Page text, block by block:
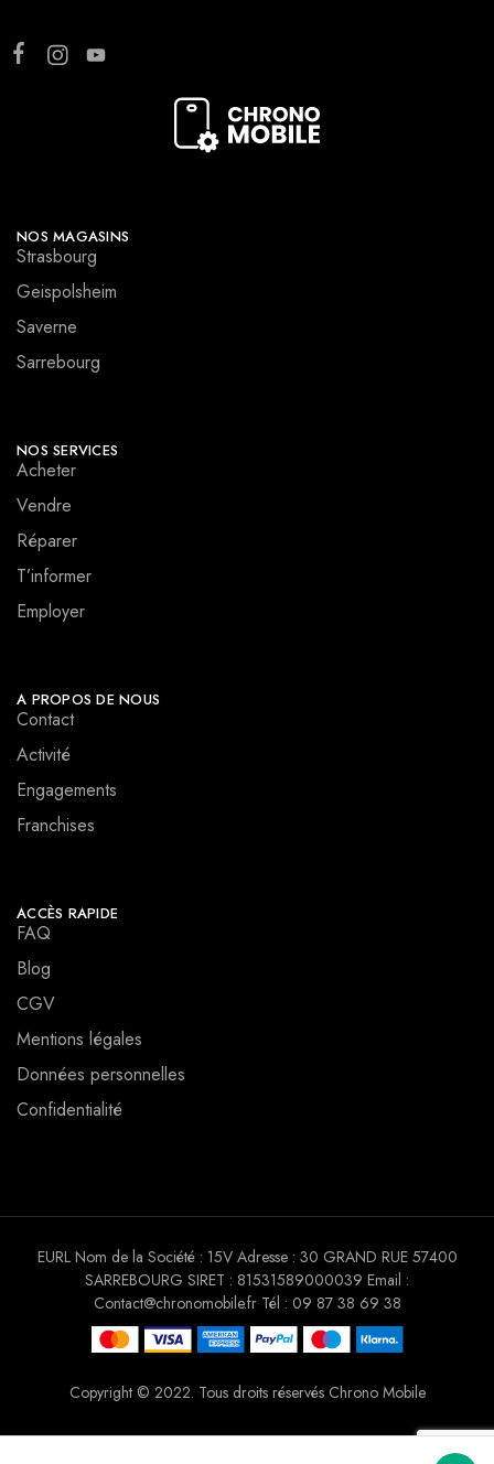
NOS MAGASINS
Strasbourg
Geispolsheim
Saverne
Sarrebourg
NOS SERVICES
Acheter
Vendre
Réparer
T’informer
Employer
A PROPOS DE NOUS
Contact
Activité
Engagements
Franchises
ACCÈS RAPIDE
FAQ
Blog
CGV
Mentions légales
Données personnelles
Confidentialité
Copyright © 2022. Tous droits réservés Chrono Mobile
EURL Nom de la Société : 15V Adresse : 30 GRAND RUE 57400
SARREBOURG SIRET : 81531589000039 Email :
Contact@chronomobile.fr Tél : 09 87 38 69 38